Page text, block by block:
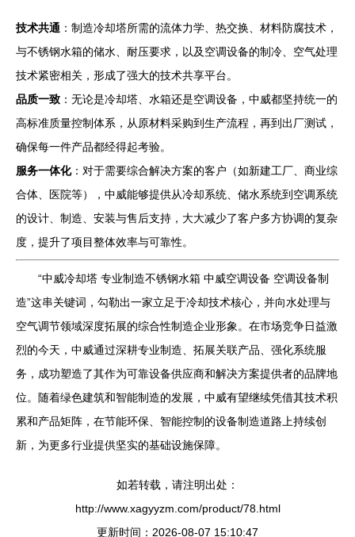
技术共通 ：制造冷却塔所需的流体力学、热交换、材料防腐技术，
与不锈钢水箱的储水、耐压要求，以及空调设备的制冷、空气处理
技术紧密相关，形成了强大的技术共享平台。
品质一致 ：无论是冷却塔、水箱还是空调设备，中威都坚持统一的
高标准质量控制体系，从原材料采购到生产流程，再到出厂测试，
确保每一件产品都经得起考验。
服务一体化：对于需要综合解决方案的客户（如新建工厂、商业综
合体、医院等），中威能够提供从冷却系统、储水系统到空调系统
的设计、制造、安装与售后支持，大大减少了客户多方协调的复杂
度，提升了项目整体效率与可靠性。
“中威冷却塔 专业制造不锈钢水箱 中威空调设备 空调设备制
造”这串关键词，勾勒出一家立足于冷却技术核心，并向水处理与
空气调节领域深度拓展的综合性制造企业形象。在市场竞争日益激
烈的今天，中威通过深耕专业制造、拓展关联产品、强化系统服
务，成功塑造了其作为可靠设备供应商和解决方案提供者的品牌地
位。随着绿色建筑和智能制造的发展，中威有望继续凭借其技术积
累和产品矩阵，在节能环保、智能控制的设备制造道路上持续创
新，为更多行业提供坚实的基础设施保障。
如若转载，请注明出处：
http://www.xagyyzm.com/product/78.html
更新时间：2026-08-07 15:10:47